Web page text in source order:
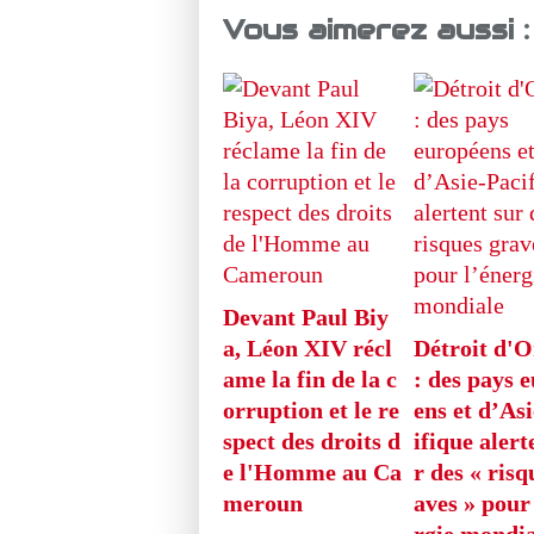
Vous aimerez aussi :
Devant Paul Biy
a, Léon XIV récl
ame la fin de la c
orruption et le re
spect des droits d
e l'Homme au Ca
meroun
Détroit
: des pays
ens et
ifique
r des «
aves » pour